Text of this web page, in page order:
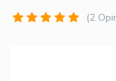
(2